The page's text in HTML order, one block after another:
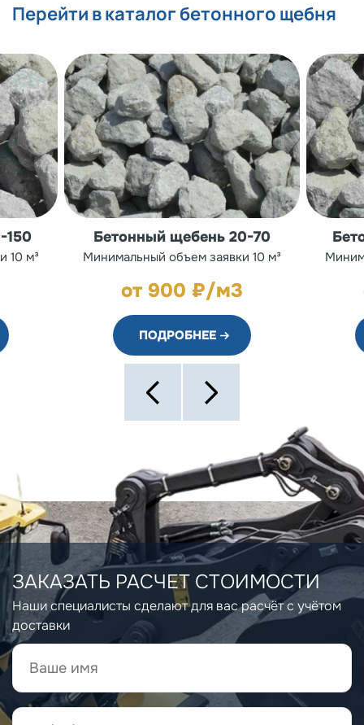
Перейти в каталог бетонного щебня
150
10 м³
Бетонный щебень 20-70
Минимальный объем заявки 10 м³
от 900 ₽/м3
ПОДРОБНЕЕ
ЗАКАЗАТЬ РАСЧЕТ СТОИМОСТИ
Наши специалисты сделают для вас расчёт с учётом
доставки